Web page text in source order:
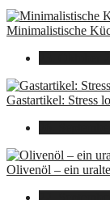
Minimalistische
Gastartikel: Stress
Olivenöl – ein